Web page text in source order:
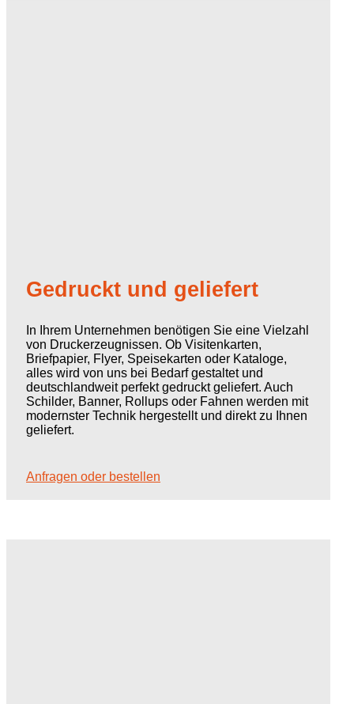
Gedruckt und geliefert
In Ihrem Unternehmen benötigen Sie eine Vielzahl
von Druckerzeugnissen. Ob Visitenkarten,
Briefpapier, Flyer, Speisekarten oder Kataloge,
alles wird von uns bei Bedarf gestaltet und
deutschlandweit perfekt gedruckt geliefert. Auch
Schilder, Banner, Rollups oder Fahnen werden mit
modernster Technik hergestellt und direkt zu Ihnen
geliefert.
Anfragen oder bestellen